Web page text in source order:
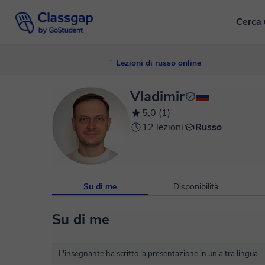
Cerca
Lezioni di russo online
Vladimir
5,0 (1)
12 lezioni
Russo
Su di me Disponibilità
Su di me
L'insegnante ha scritto la presentazione in un'altra lingua